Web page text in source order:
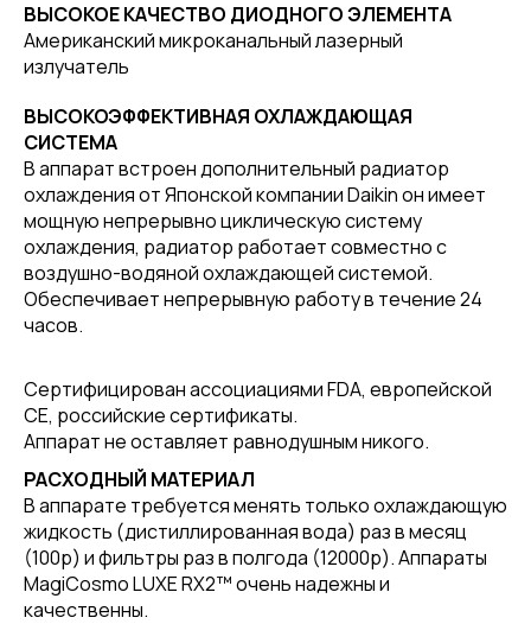
ВЫСОКОЕ КАЧЕСТВО ДИОДНОГО ЭЛЕМЕНТА
Американский микроканальный лазерный
излучатель
ВЫСОКОЭФФЕКТИВНАЯ ОХЛАЖДАЮЩАЯ
СИСТЕМА
В аппарат встроен дополнительный радиатор
охлаждения от Японской компании Daikin он имеет
мощную непрерывно циклическую систему
охлаждения, радиатор работает совместно с
воздушно-водяной охлаждающей системой.
Обеспечивает непрерывную работу в течение 24
часов.
Сертифицирован ассоциациями FDA, европейской
CE, российские сертификаты.
Аппарат не оставляет равнодушным никого.
РАСХОДНЫЙ МАТЕРИАЛ
В аппарате требуется менять только охлаждающую
жидкость (дистиллированная вода) раз в месяц
(100р) и фильтры раз в полгода (12000р). Аппараты
MagiCosmo LUXE RX2™ очень надежны и
качественны.